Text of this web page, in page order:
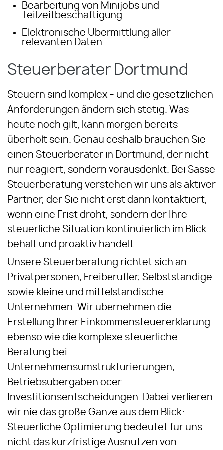
Bearbeitung von Minijobs und
Teilzeitbeschäftigung
Elektronische Übermittlung aller
relevanten Daten
Steuerberater Dortmund
Steuern sind komplex – und die gesetzlichen
Anforderungen ändern sich stetig. Was
heute noch gilt, kann morgen bereits
überholt sein. Genau deshalb brauchen Sie
einen Steuerberater in Dortmund, der nicht
nur reagiert, sondern vorausdenkt. Bei Sasse
Steuerberatung verstehen wir uns als aktiver
Partner, der Sie nicht erst dann kontaktiert,
wenn eine Frist droht, sondern der Ihre
steuerliche Situation kontinuierlich im Blick
behält und proaktiv handelt.
Unsere Steuerberatung richtet sich an
Privatpersonen, Freiberufler, Selbstständige
sowie kleine und mittelständische
Unternehmen. Wir übernehmen die
Erstellung Ihrer Einkommensteuererklärung
ebenso wie die komplexe steuerliche
Beratung bei
Unternehmensumstrukturierungen,
Betriebsübergaben oder
Investitionsentscheidungen. Dabei verlieren
wir nie das große Ganze aus dem Blick:
Steuerliche Optimierung bedeutet für uns
nicht das kurzfristige Ausnutzen von